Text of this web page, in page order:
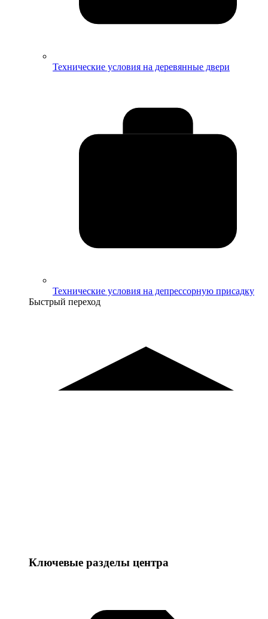
Технические условия на деревянные двери
Технические условия на депрессорную присадку
Быстрый переход
Ключевые разделы центра